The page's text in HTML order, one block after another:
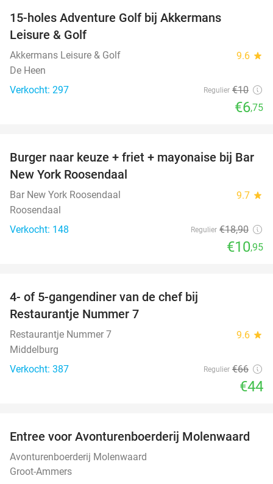
15-holes Adventure Golf bij Akkermans
Leisure & Golf
Akkermans Leisure & Golf 9.6 star
De Heen
Verkocht: 297
Regulier €10
€6,75
42%
Burger naar keuze + friet + mayonaise bij Bar
New York Roosendaal
Bar New York Roosendaal 9.7 star
Roosendaal
Verkocht: 148
Regulier €18,90
€10,95
4- of 5-gangendiner van de chef bij
Restaurantje Nummer 7
Restaurantje Nummer 7 9.6 star
Middelburg
Verkocht: 387
Regulier €66
€44
27%
Entree voor Avonturenboerderij Molenwaard
Avonturenboerderij Molenwaard
Groot-Ammers